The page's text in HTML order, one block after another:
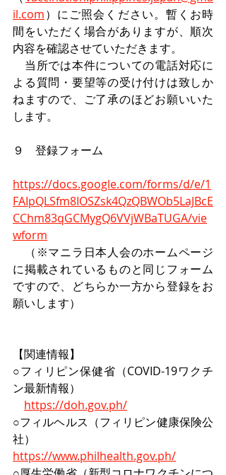
il.com）にご照会ください。暫くお時
間をいただく場合がありますが、順次
内容を確認させていただきます。
当所では本件についての電話対応に
よる質問・要望等の受け付けは致しか
ねますので、ご了承のほどお願いいた
します。
９　登録フォーム
https://docs.google.com/forms/d/e/1
FAIpQLSfm8IOSZsk4QzQBWOb5LaJBcE
CChm83qGCMygQ6VVjWBaTUGA/vie
wform
（※マニラ日本人会のホームページ
に掲載されているものと同じフォーム
ですので、どちらか一方から登録をお
願いします）
【関連情報】
○フィリピン保健省（COVID-19ワクチ
ン最新情報）
https://doh.gov.ph/
○フィルヘルス（フィリピン健康保険公
社）
https://www.philhealth.gov.ph/